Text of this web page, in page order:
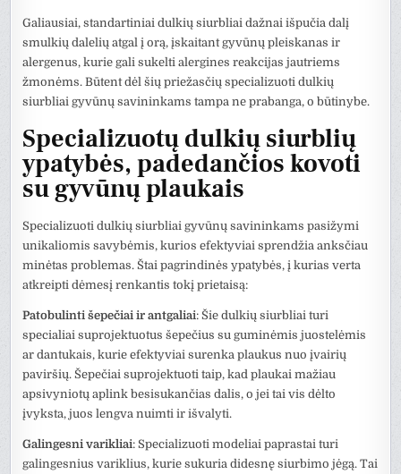
Galiausiai, standartiniai dulkių siurbliai dažnai išpučia dalį
smulkių dalelių atgal į orą, įskaitant gyvūnų pleiskanas ir
alergenus, kurie gali sukelti alergines reakcijas jautriems
žmonėms. Būtent dėl šių priežasčių specializuoti dulkių
siurbliai gyvūnų savininkams tampa ne prabanga, o būtinybe.
Specializuotų dulkių siurblių
ypatybės, padedančios kovoti
su gyvūnų plaukais
Specializuoti dulkių siurbliai gyvūnų savininkams pasižymi
unikaliomis savybėmis, kurios efektyviai sprendžia anksčiau
minėtas problemas. Štai pagrindinės ypatybės, į kurias verta
atkreipti dėmesį renkantis tokį prietaisą:
Patobulinti šepečiai ir antgaliai: Šie dulkių siurbliai turi
specialiai suprojektuotus šepečius su guminėmis juostelėmis
ar dantukais, kurie efektyviai surenka plaukus nuo įvairių
paviršių. Šepečiai suprojektuoti taip, kad plaukai mažiau
apsivyniotų aplink besisukančias dalis, o jei tai vis dėlto
įvyksta, juos lengva nuimti ir išvalyti.
Galingesni varikliai: Specializuoti modeliai paprastai turi
galingesnius variklius, kurie sukuria didesnę siurbimo jėgą. Tai